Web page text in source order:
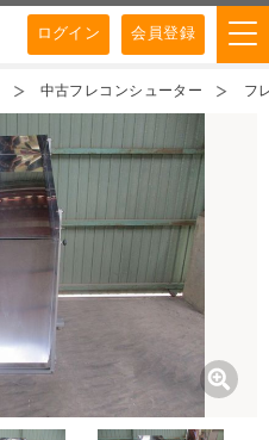
ログイン 会員登録
中古フレコンシューター フ